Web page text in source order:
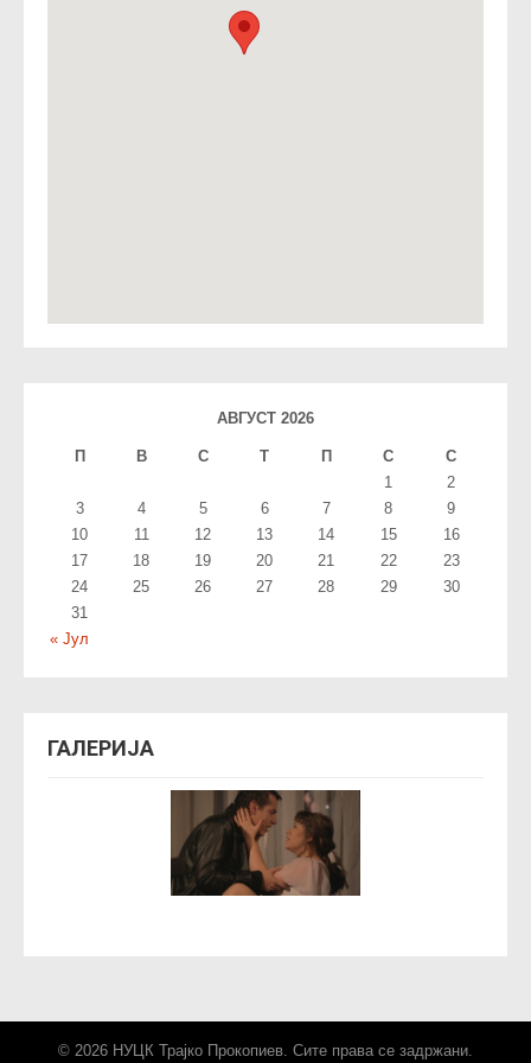
АВГУСТ 2026
П В С T П С С
« Јул
1
2
3
4 5 6 7 8
9
10
11 12 13 14 15
16
17
18 19 20 21 22
23
24
25 26 27 28 29
30
31
ГАЛЕРИЈА
© 2026 НУЦК Трајко Прокопиев. Сите права се задржани.